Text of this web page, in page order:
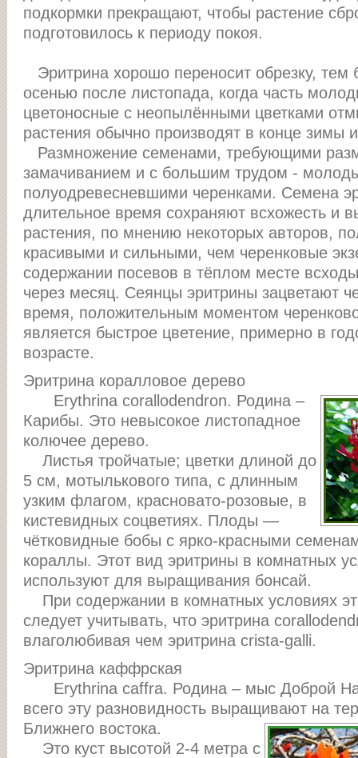
подкормки прекращают, чтобы растение
подготовилось к периоду покоя.
Эритрина хорошо переносит обрезку, тем
осенью после листопада, когда часть
цветоносные с неопылёнными цветками
растения обычно производят в конце зимы
Размножение семенами, требующими
замачиванием и с большим трудом -
полуодревесневшими черенками. Семена
длительное время сохраняют всхожесть и
растения, по мнению некоторых авторов,
красивыми и сильными, чем черенковые
содержании посевов в тёплом месте
через месяц. Сеянцы эритрины зацветают
время, положительным моментом
является быстрое цветение, примерно в
возрасте.
Эритрина коралловое дерево
Erythrina corallodendron. Родина –
Карибы. Это невысокое листопадное
колючее дерево.
Листья тройчатые; цветки длиной до
5 см, мотылькового типа, с длинным
узким флагом, красновато-розовые, в
кистевидных соцветиях. Плоды —
чётковидные бобы с ярко-красными
кораллы. Этот вид эритрины в комнатных
используют для выращивания бонсай.
При содержании в комнатных условиях
следует учитывать, что эритрина
влаголюбивая чем эритрина crista-galli.
Эритрина каффрская
Erythrina caffra. Родина – мыс Доброй
всего эту разновидность выращивают на
Ближнего востока.
Это куст высотой 2-4 метра с